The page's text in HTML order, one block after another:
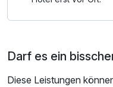
Darf es ein
Diese Leistungen